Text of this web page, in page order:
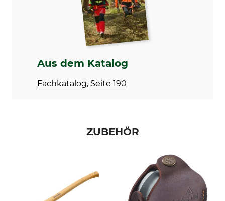
Kopfgewicht
900 g
Aus dem Katalog
Fachkatalog, Seite 190
ZUBEHÖR